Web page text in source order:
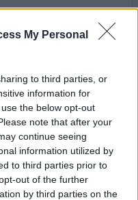
My Personal
to third parties, or
information for
the below opt-out
note that after your
continue seeing
information utilized by
to third parties prior to
out of the further
by third parties on the
0 reacties